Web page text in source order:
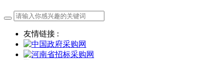
友情链接 :